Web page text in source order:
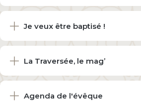
Je veux être baptisé !
La Traversée, le mag’
Agenda de l'évêque